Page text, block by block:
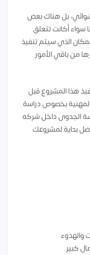
بل هناك بعض
سواء أكانت تتعلق
الذي سيتم تنفيذ
من باقي الأمور
هذا المشروع قبل
بخصوص دراسة
الجدوى داخل شركه
بداية لمشروعك
والهدوء
كبير